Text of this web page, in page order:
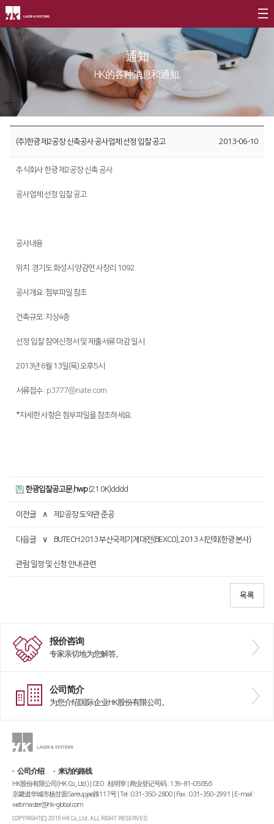
公司介绍
CEO
公司简介
公司沿革
CI介绍
价值经营∨
企业精神
长远规划
分公司介绍∨
全球网络
国内分公司
海外办事处
产品介绍
光纤
FL3015 Fiber
PS Series Fiber
二氧化碳∨
FL3015 二氧化碳
PL3015 二氧化碳
割管专用机
折弯机
去毛刺机
特殊用途∨
焊接机
混合加工机
自动化
客户支援
资源
社会贡献
社会贡献活动
活动评论
通知
HK的各种消息和通知.
(주)한광 제2공장 신축공사 공사업체 선정 입찰 공고 2013-06-10
주식회사 한광 제2공장 신축 공사
공사업체 선정 입찰 공고
공사내용
위치: 경기도 화성시 양감면 사창리 1092
공사개요: 첨부파일 참조
건축규모: 지상4층
선정 입찰 참여신청서 및 제출서류 마감 일시
2013년 6월 13일(목) 오후5시
서류접수 : p3777@nate.com
*자세한 사항은 첨부파일을 참조하세요.
한광입찰공고문.hwp(21.0K)dddd
이전글 ∧ 제2공장 도약관 준공
다음글 ∨ BUTECH 2013 부산국제기계대전(BEXCO), 2013 시연회(한광 본사)
관람 일정 및 신청 안내 관련
报价咨询
专家亲切地为您解答。
公司简介
为您介绍国际企业HK股份有限公司。
公司介绍 来访的路线
HK股份有限公司(HK Co., Ltd.) | CEO : 桂明宰 | 商业登记号码 : 139-81-05656
京畿道华城市杨甘面Sareupjae路117号 | Tel : 031-350-2800 | Fax : 031-350-2991 | E-mail :
webmaster@hk-global.com
COPYRIGHT(C) 2015 HK Co.,Ltd. ALL RIGHT RESERVED.